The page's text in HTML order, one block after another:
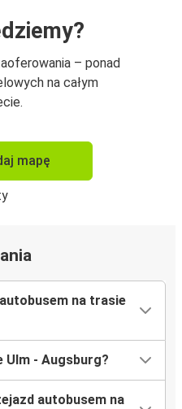
– ponad
na całym
mapę
na trasie
Ulm - Augsburg?
autobusem na